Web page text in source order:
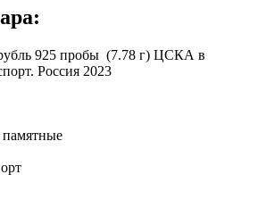
925 пробы (7.78 г) ЦСКА в
Россия 2023